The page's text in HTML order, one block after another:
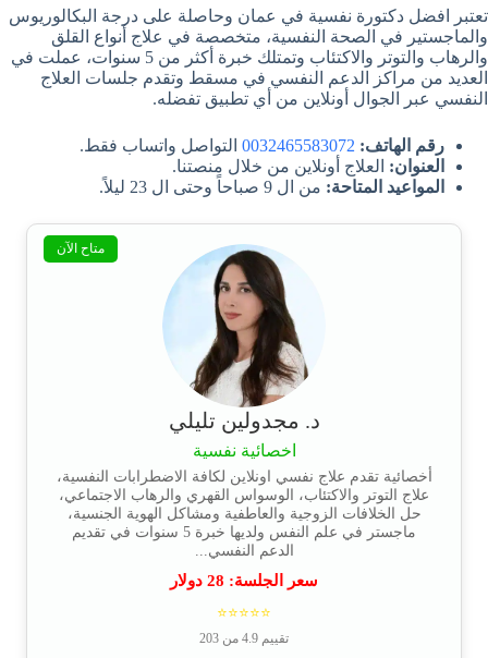
تعتبر افضل دكتورة نفسية في عمان وحاصلة على درجة البكالوريوس
والماجستير في الصحة النفسية، متخصصة في علاج أنواع القلق
والرهاب والتوتر والاكتئاب وتمتلك خبرة أكثر من 5 سنوات، عملت في
العديد من مراكز الدعم النفسي في مسقط وتقدم جلسات العلاج
النفسي عبر الجوال أونلاين من أي تطبيق تفضله.
رقم الهاتف: 0032465583072 التواصل واتساب فقط.
العنوان: العلاج أونلاين من خلال منصتنا.
المواعيد المتاحة: من ال 9 صباحاً وحتى ال 23 ليلاً.
متاح الآن
د. مجدولين تليلي
اخصائية نفسية
أخصائية تقدم علاج نفسي اونلاين لكافة الاضطرابات النفسية،
علاج التوتر والاكتئاب، الوسواس القهري والرهاب الاجتماعي،
حل الخلافات الزوجية والعاطفية ومشاكل الهوية الجنسية،
ماجستر في علم النفس ولديها خبرة 5 سنوات في تقديم
الدعم النفسي...
سعر الجلسة: 28 دولار
⭐⭐⭐⭐⭐
تقييم 4.9 من 203